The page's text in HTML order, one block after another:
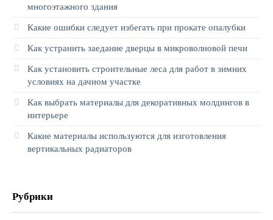
многоэтажного здания
Какие ошибки следует избегать при прокате опалубки
Как устранить заедание дверцы в микроволновой печи
Как установить строительные леса для работ в зимних
условиях на дачном участке
Как выбрать материалы для декоративных молдингов в
интерьере
Какие материалы используются для изготовления
вертикальных радиаторов
Рубрики